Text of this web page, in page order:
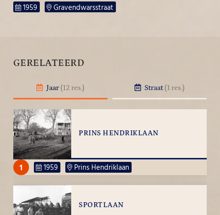
1959
Gravendwarsstraat
GERELATEERD
Jaar (12 res.) Straat (1 res.)
PRINS HENDRIKLAAN
1 1959 Prins Hendriklaan
SPORTLAAN